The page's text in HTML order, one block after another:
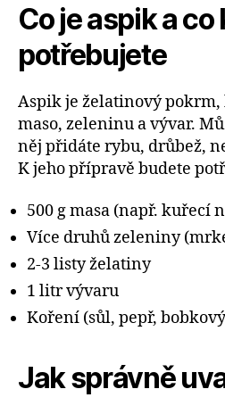
Co je aspik a co
potřebujete
Aspik je želatinový pokrm,
maso, zeleninu a vývar.
něj přidáte rybu, drůbež,
K jeho přípravě budete
500 g masa (např. kuřecí
Více druhů zeleniny
2-3 listy želatiny
1 litr vývaru
Koření (sůl, pepř,
Jak správně